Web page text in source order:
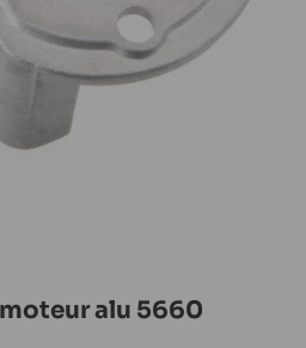
alu 5660